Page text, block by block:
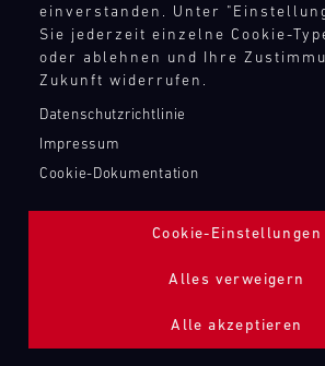
einverstanden. Unter
Sie jederzeit einzelne Cookie-
oder ablehnen und Ihre
Zukunft widerrufen.
Datenschutzrichtlinie
Impressum
Cookie-Dokumentation
Cookie-Einstellungen
Alles verweigern
Alle akzeptieren